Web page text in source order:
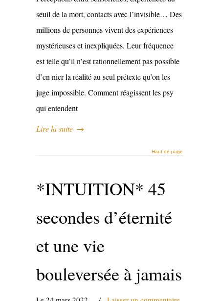
seuil de la mort, contacts avec l’invisible… Des
millions de personnes vivent des expériences
mystérieuses et inexpliquées. Leur fréquence
est telle qu’il n’est rationnellement pas possible
d’en nier la réalité au seul prétexte qu’on les
juge impossible. Comment réagissent les psy
qui entendent
Lire la suite →
Haut de page
*INTUITION* 45
secondes d’éternité
et une vie
bouleversée à jamais